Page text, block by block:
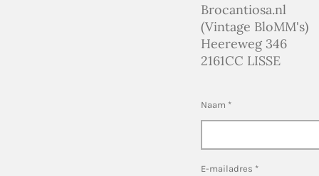
Brocantiosa.nl
(Vintage BloMM's)
Heereweg 346
2161CC LISSE
Naam *
E-mailadres *